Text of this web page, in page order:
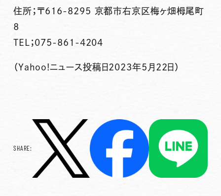
住所；〒616-8295 京都市右京区梅ヶ畑栂尾町
8
TEL；075-861-4204
（Yahoo!ニュース投稿日2023年5月22日）
SHARE: